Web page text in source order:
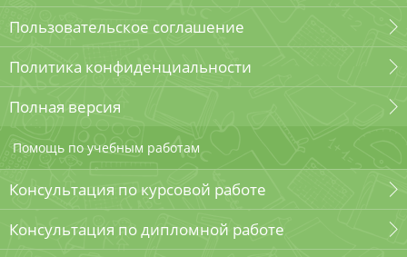
Пользовательское соглашение
Политика конфиденциальности
Полная версия
Помощь по учебным работам
Консультация по курсовой работе
Консультация по дипломной работе